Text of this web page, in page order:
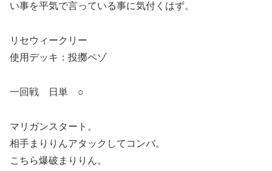
い事を平気で言っている事に気付くはず。
リセウィークリー
使用デッキ：投擲ペゾ
一回戦 日単 ○
マリガンスタート。
相手まりりんアタックしてコンバ。
こちら爆破まりりん。